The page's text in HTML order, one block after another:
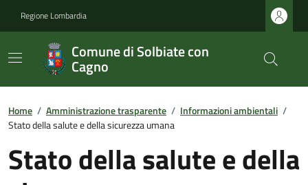
Regione Lombardia
Comune di Solbiate con
Cagno
Home / Amministrazione trasparente / Informazioni ambientali /
Stato della salute e della sicurezza umana
Stato della salute e della